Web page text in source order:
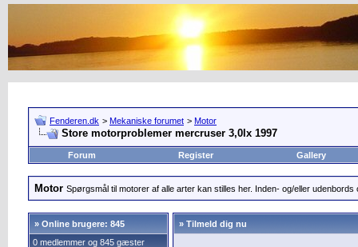
Fenderen.dk > Mekaniske forumet > Motor
Store motorproblemer mercruser 3,0lx 1997
Forum Register Gallery
Motor Spørgsmål til motorer af alle arter kan stilles her. Inden- og/eller
» Online brugere: 845
0 medlemmer og 845 gæster
» Tilmeld dig nu